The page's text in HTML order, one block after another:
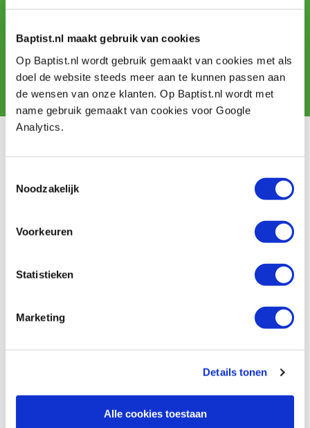
Baptist.nl maakt gebruik van cookies
Op Baptist.nl wordt gebruik gemaakt van cookies met als
doel de website steeds meer aan te kunnen passen aan
de wensen van onze klanten. Op Baptist.nl wordt met
name gebruik gemaakt van cookies voor Google
Analytics.
Noodzakelijk
Voorkeuren
Statistieken
Marketing
Details tonen
Alle cookies toestaan
Schrijf u in voor de maandelijkse nieuwsbrief
Aanmelden
Betaling
Contact
Baptist Arnhem
Vacatures
NOEST
Links en adressen